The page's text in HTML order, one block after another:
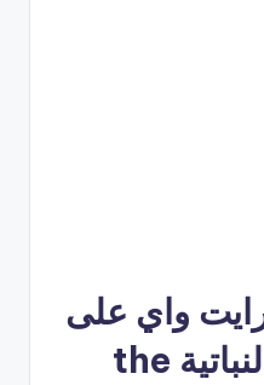
واي على
كافة المنتجات النباتية the